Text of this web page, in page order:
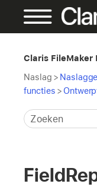
Claris FileMaker
Naslag >
functies >